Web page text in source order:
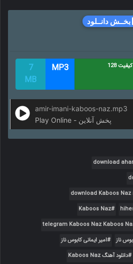
بخــش دانــلود
128
MP3
7
MB
amir-imani-kaboos-naz.mp3
Play Online - پخش آنلاین
download
download Kaboos
Kaboos Naz
telegram Kaboos Naz Kaboos
امیر ایمانی کابوس ناز
دانلود آهنگ Kaboos Naz